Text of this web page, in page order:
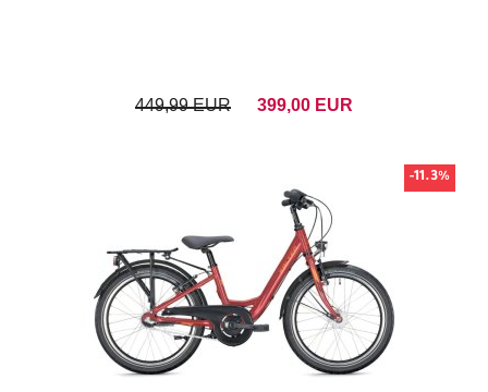
449,99 EUR 399,00 EUR
-11.3%